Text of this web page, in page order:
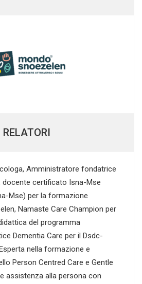
RELATORI
Amministratore fondatrice
docente certificato Isna-Mse
Mse) per la formazione
Namaste Care Champion per
del programma
Dementia Care per il Dsdc-
nella formazione e
Person Centred Care e Gentle
assistenza alla persona con